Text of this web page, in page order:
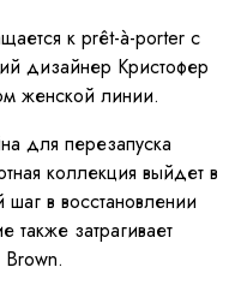
к prêt-à-porter с
дизайнер Кристофер
женской линии.
для перезапуска
коллекция выйдет в
в восстановлении
затрагивает